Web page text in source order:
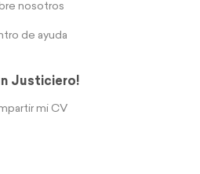
nosotros
de ayuda
Justiciero!
mi CV